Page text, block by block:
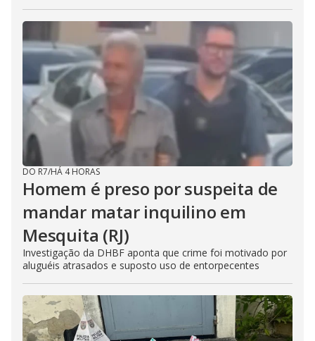
DO R7/HÁ 4 HORAS
Homem é preso por suspeita de
mandar matar inquilino em
Mesquita (RJ)
Investigação da DHBF aponta que crime foi motivado por
aluguéis atrasados e suposto uso de entorpecentes